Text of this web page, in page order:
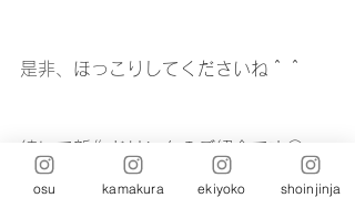
是非、ほっこりしてくださいね＾＾⁡
続いて新作ドリンクのご紹介です○
osu kamakura ekiyoko shoinjinja